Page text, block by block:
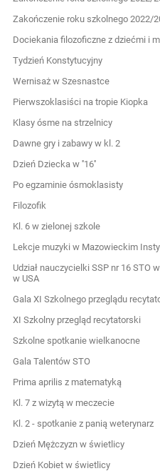
Zakończenie roku szkolnego 2022/
Dociekania filozoficzne z dziećmi i
Tydzień Konstytucyjny
Wernisaż w Szesnastce
Pierwszoklasiści na tropie Kiopka
Klasy ósme na strzelnicy
Dawne gry i zabawy w kl. 2
Dzień Dziecka w ''16''
Po egzaminie ósmoklasisty
Filozofik
Kl. 6 w zielonej szkole
Lekcje muzyki w Mazowieckim
Udział nauczycielki SSP nr 16
w USA
Gala XI Szkolnego przeglądu
XI Szkolny przegląd recytatorski
Szkolne spotkanie wielkanocne
Gala Talentów STO
Prima aprilis z matematyką
Kl. 7 z wizytą w meczecie
Kl. 2 - spotkanie z panią weterynarz
Dzień Mężczyzn w świetlicy
Dzień Kobiet w świetlicy